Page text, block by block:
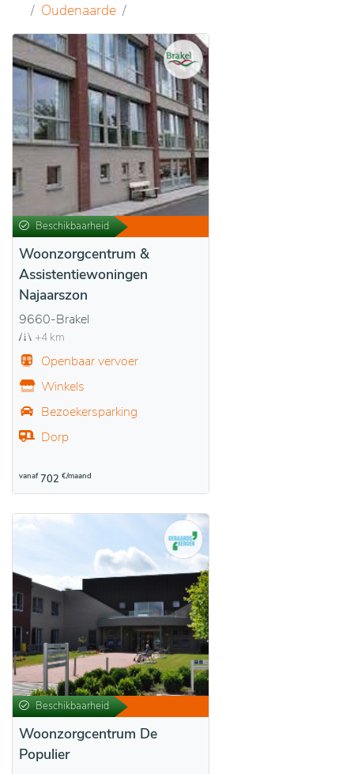
Oudenaarde
Beschikbaarheid
Woonzorgcentrum &
Assistentiewoningen
Najaarszon
9660-Brakel
+4 km
Openbaar vervoer
Winkels
Bezoekersparking
Dorp
vanaf 702 €/maand
Beschikbaarheid
Woonzorgcentrum De
Populier